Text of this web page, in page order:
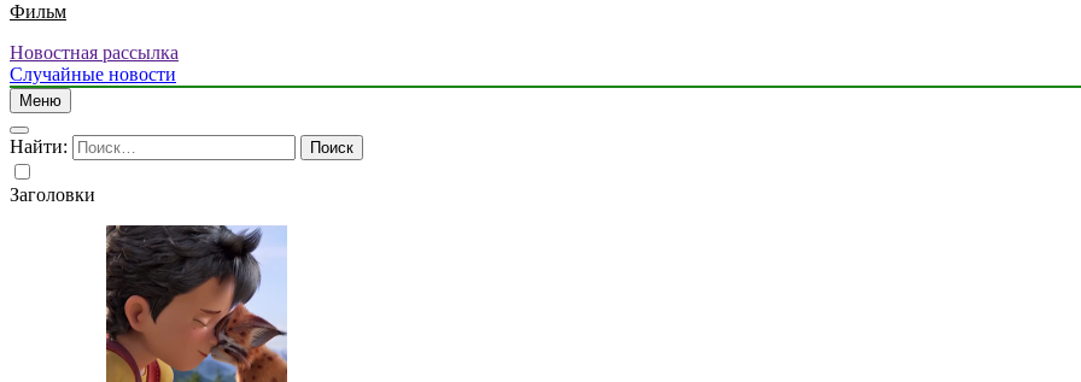
Фильм
Новостная рассылка
Случайные новости
Меню
Найти:
Заголовки